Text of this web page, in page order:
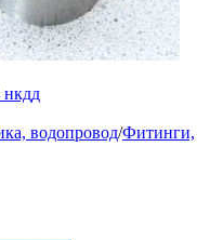
водопровод/Фитинги,